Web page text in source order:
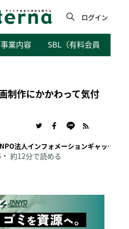
ログイン
事業内容 SBL（有料会員向けサ
制作にかかわって気付
伊藤 芳浩 （NPO法人インフォメーションギャップバスター）
約12分で読める